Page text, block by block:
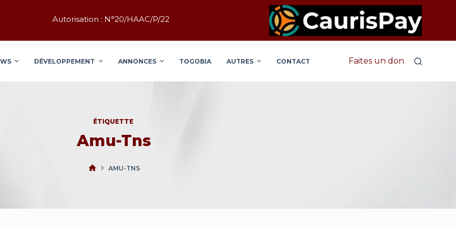
Autorisation : N°20/HAAC/P/22
DÉVELOPPEMENT ANNONCES TOGOBIA AUTRES CONTACT Faites un don
ÉTIQUETTE
Amu-Tns
AMU-TNS